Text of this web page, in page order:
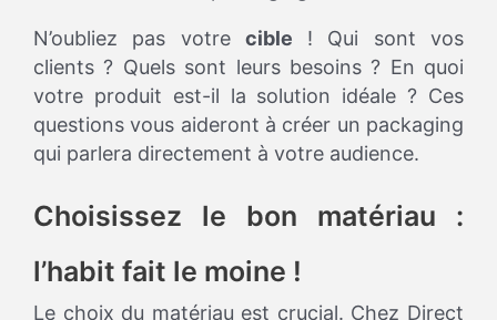
N’oubliez pas votre cible ! Qui sont vos
clients ? Quels sont leurs besoins ? En quoi
votre produit est-il la solution idéale ? Ces
questions vous aideront à créer un packaging
qui parlera directement à votre audience.
Choisissez le bon matériau :
l’habit fait le moine !
Le choix du matériau est crucial. Chez Direct